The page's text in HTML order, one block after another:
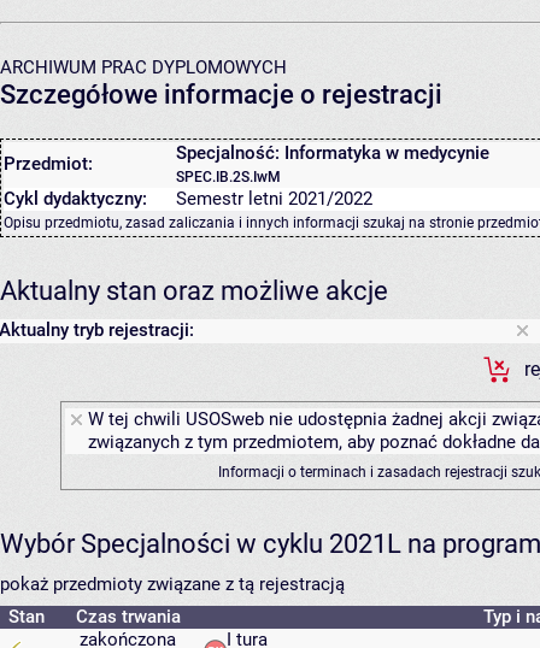
ARCHIWUM PRAC DYPLOMOWYCH
Szczegółowe informacje o rejestracji
Przedmiot: Specjalność: Informatyka w medycynie
SPEC.IB.2S.IwM
Cykl dydaktyczny: Semestr letni 2021/2022
Opisu przedmiotu, zasad zaliczania i innych informacji szukaj na stronie
Aktualny stan oraz możliwe akcje
Aktualny tryb rejestracji:
W tej chwili USOSweb nie udostępnia żadnej akcji
związanych z tym przedmiotem, aby poznać dokładne
Informacji o terminach i zasadach rejestracji
Wybór Specjalności w cyklu 2021L na
pokaż przedmioty związane z tą rejestracją
Stan
Czas trwania
Typ i
zakończona
I tura